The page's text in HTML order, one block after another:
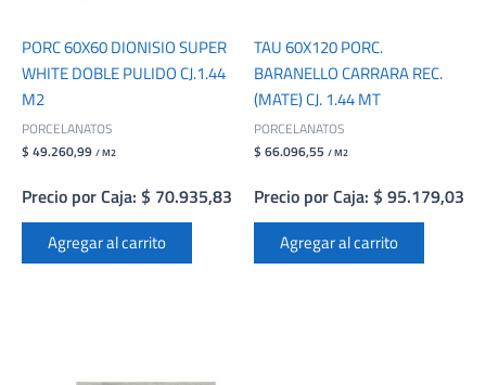
PORC 60X60 DIONISIO SUPER
WHITE DOBLE PULIDO CJ.1.44
M2
PORCELANATOS
$ 49.260,99 / M2
Precio por Caja: $ 70.935,83
Agregar al carrito
TAU 60X120 PORC.
BARANELLO CARRARA REC.
(MATE) CJ. 1.44 MT
PORCELANATOS
$ 66.096,55 / M2
Precio por Caja: $ 95.179,03
Agregar al carrito